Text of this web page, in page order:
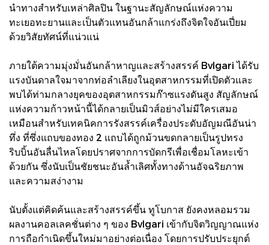
นำทางสำหรับเหล่าศิลปิน ในฐานะสัญลักษณ์แห่งความ
ทะเยอทะยานและเป็นตัวแทนอันกล้าแกร่งถึงจิตใจอันเปี่ยม
ด้วยวิสัยทัศน์ที่แน่วแน่
ภายใต้ความมุ่งมั่นอันกล้าหาญและสร้างสรรค์ Bvlgari ได้รับ
แรงบันดาลใจมาจากท่อลำเลียงในอุตสาหกรรมที่เปิดตัวและ
พบได้ท่ามกลางยุคของอุตสาหกรรมก๊าซแรงดันสูง สัญลักษณ์
แห่งความก้าวหน้านี้ได้กลายเป็นมิวส์อย่างไม่มีใครเสมอ
เหมือนสำหรับเทคนิคการรังสรรค์เครื่องประดับอัญมณีอันน่า
ทึ่ง ที่ซึ่งแถบของทอง 2 แถบได้ถูกม้วนขดกลายเป็นรูปทรง
ริบบิ้นอันลื่นไหลโดยปราศจากการบัดกรีเพื่อเชื่อมโลหะเข้า
ด้วยกัน ซึ่งนับเป็นชัยชนะอันล้ำเลิศทั้งทางด้านอัจฉริยภาพ
และความสง่างาม
นับตั้งแต่คิดค้นและสร้างสรรค์ขึ้น ทูโบกาส ยังคงหลอมรวม
ผลงานคอลเลคชั่นต่าง ๆ ของ Bvlgari เข้ากับจิตวิญญาณแห่ง
การถือกำเนิดขึ้นใหม่มาอย่างต่อเนื่อง โดยการปรับประยุกต์